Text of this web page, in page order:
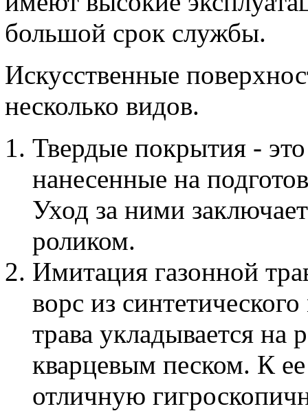
большой срок службы.
Искусственные
несколько видов.
Твердые покрытия -
нанесенные на
Уход за ними
роликом.
Имитация газонной
ворс из
трава укладывается на
кварцевым песком. К
отличную